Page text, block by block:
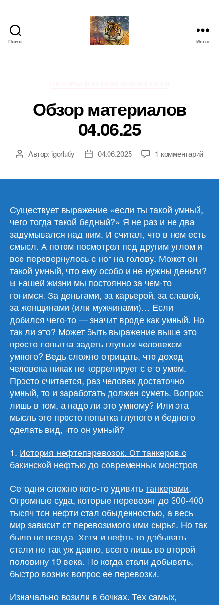
Поиск Меню
Обзор материалов
04.06.25
АвторАвтор: igorlutiy
Дата04.06.2025 1 комментарийк
Существует выражение «если ты такой умный,
чего тогда такой бедный?» Я не раз и не два
задумывался над ним. И считал, что в нем есть
смысл. А потом посмотрел под другим углом и
все перевернулось с ног на голову. Может он
такой умный, что ему особо и не нужны деньги?
В нашей жизни мы постоянно за чем-то
гонимся. За деньгами, за карьерой, за славой,
за женщинами (или мужчинами)… Если
добился чего-то — значит вроде как умный. Но
так ли это? Может быть выражение выше это
просто попытка задеть глупым человеком
умного? Ведь сложно отрицать, что доход
человека никак не коррелирует с его умом.
Просто считается, раз человек достаточно
умный, то и заработать должен суметь. Вопрос
лишь в том, а надо ли это умному? Или эта
мысль это просто попытка глупого и бедного
сделать вид, что он умный?
1. История нефтеперевозок. От танкеров с
бакинской нефтью до современных монстров
Сегодня сложно кого-то удивитьтанкерами.
Огромные суда, которые перевозят до 300-400
тысяч тон нефти стал обыденностью, а весь
мир зависит от перевозимого ими сырья. Но так
было не всегда. Хотя и нефть то добывать
стали не так уж давно, всего лишь во второй
половину 19 века. Но когда стали добывать,
быстро возник вопрос ее перевозки.
Изначально возили в бочках. Тех самых,